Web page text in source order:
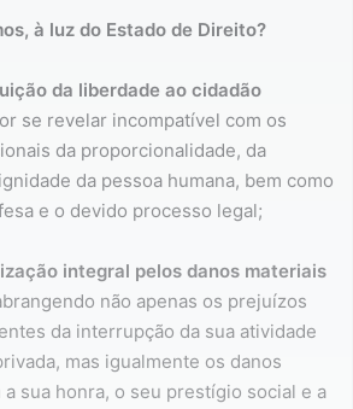
à luz do Estado de Direito?
da liberdade ao cidadão
se revelar incompatível com os
da proporcionalidade, da
da pessoa humana, bem como
e o devido processo legal;
integral pelos danos materiais
não apenas os prejuízos
da interrupção da sua atividade
mas igualmente os danos
sua honra, o seu prestígio social e a